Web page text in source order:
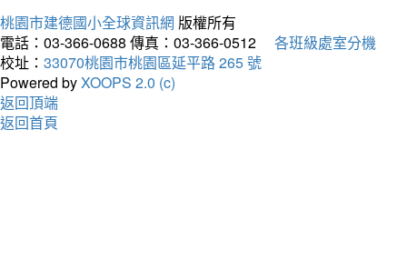
桃園市建德國小全球資訊網 版權所有
電話：03-366-0688 傳真：03-366-0512
各班級處室分機
校址： 33070桃園市桃園區延平路 265 號
Powered byXOOPS 2.0 (c)
返回頂端
返回首頁